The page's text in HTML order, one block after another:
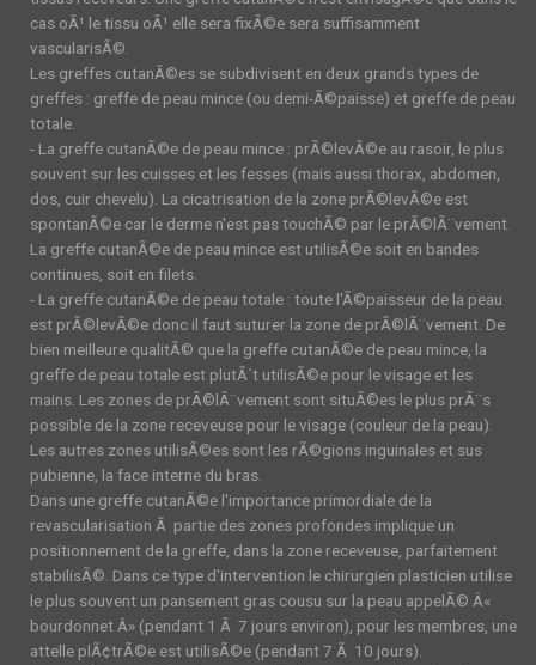
cas oÃ¹ le tissu oÃ¹ elle sera fixÃ©e sera suffisamment
vascularisÃ©.
Les greffes cutanÃ©es se subdivisent en deux grands types de
greffes : greffe de peau mince (ou demi-Ã©paisse) et greffe de peau
totale.
- La greffe cutanÃ©e de peau mince : prÃ©levÃ©e au rasoir, le plus
souvent sur les cuisses et les fesses (mais aussi thorax, abdomen,
dos, cuir chevelu). La cicatrisation de la zone prÃ©levÃ©e est
spontanÃ©e car le derme n'est pas touchÃ© par le prÃ©lÃ¨vement.
La greffe cutanÃ©e de peau mince est utilisÃ©e soit en bandes
continues, soit en filets.
- La greffe cutanÃ©e de peau totale : toute l'Ã©paisseur de la peau
est prÃ©levÃ©e donc il faut suturer la zone de prÃ©lÃ¨vement. De
bien meilleure qualitÃ© que la greffe cutanÃ©e de peau mince, la
greffe de peau totale est plutÃ´t utilisÃ©e pour le visage et les
mains. Les zones de prÃ©lÃ¨vement sont situÃ©es le plus prÃ¨s
possible de la zone receveuse pour le visage (couleur de la peau).
Les autres zones utilisÃ©es sont les rÃ©gions inguinales et sus
pubienne, la face interne du bras.
Dans une greffe cutanÃ©e l'importance primordiale de la
revascularisation Ã partie des zones profondes implique un
positionnement de la greffe, dans la zone receveuse, parfaitement
stabilisÃ©. Dans ce type d'intervention le chirurgien plasticien utilise
le plus souvent un pansement gras cousu sur la peau appelÃ© Â«
bourdonnet Â» (pendant 1 Ã 7 jours environ), pour les membres, une
attelle plÃ¢trÃ©e est utilisÃ©e (pendant 7 Ã 10 jours).